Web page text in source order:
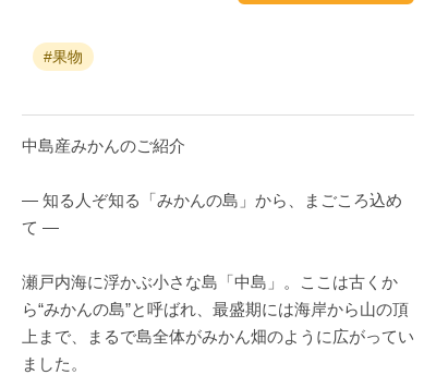
#果物
中島産みかんのご紹介
― 知る人ぞ知る「みかんの島」から、まごころ込め
て ―
瀬戸内海に浮かぶ小さな島「中島」。ここは古くか
ら“みかんの島”と呼ばれ、最盛期には海岸から山の頂
上まで、まるで島全体がみかん畑のように広がってい
ました。